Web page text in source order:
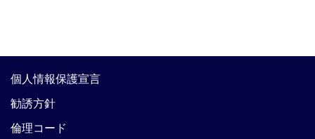
個人情報保護宣言
勧誘方針
倫理コード